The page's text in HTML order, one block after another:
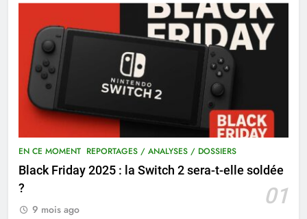
EN CE MOMENT REPORTAGES / ANALYSES / DOSSIERS
Black Friday 2025 : la Switch 2 sera-t-elle soldée
?
01
9 mois ago